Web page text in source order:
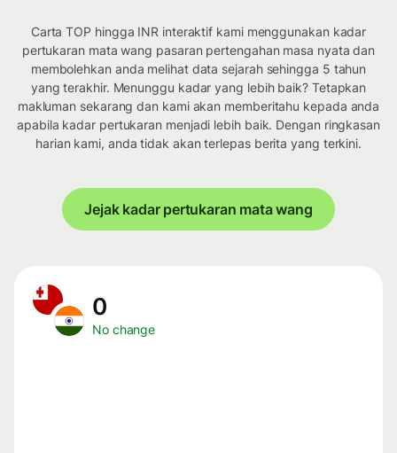
Carta TOP hingga INR interaktif kami menggunakan kadar
pertukaran mata wang pasaran pertengahan masa nyata dan
membolehkan anda melihat data sejarah sehingga 5 tahun
yang terakhir. Menunggu kadar yang lebih baik? Tetapkan
makluman sekarang dan kami akan memberitahu kepada anda
apabila kadar pertukaran menjadi lebih baik. Dengan ringkasan
harian kami, anda tidak akan terlepas berita yang terkini.
Jejak kadar pertukaran mata wang
0
No change